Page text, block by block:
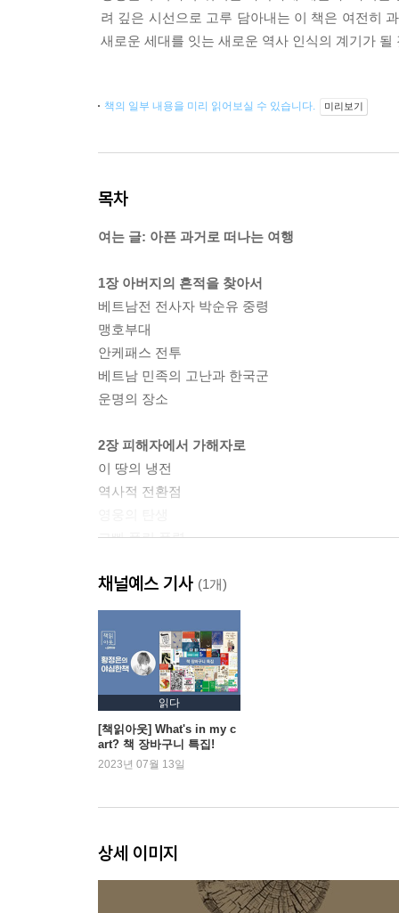
려 깊은 시선으로 고루 담아내는 이 책은 여전히
새로운 세대를 잇는 새로운 역사 인식의 계기가 될
책의 일부 내용을 미리 읽어보실 수 있습니다. 미리보기
목차
여는 글: 아픈 과거로 떠나는 여행
1장 아버지의 흔적을 찾아서
베트남전 전사자 박순유 중령
맹호부대
안케패스 전투
베트남 민족의 고난과 한국군
운명의 장소
2장 피해자에서 가해자로
이 땅의 냉전
역사적 전환점
고삐 풀린 폭력
3장 떠도는 혼령들
양민과 베트콩 사이에서
고통의 기억, 기억의 고통
울부짖는 과거
타인의 죽음 앞에서
4장 국가는 내게 무엇인가?
대체 무엇을 위해 싸웠나
훌륭한 국가란 존재하는가
5장 사과와 용서
가해자의 얼굴
채널예스 기사 (1개)
읽다
[책읽아웃] What's in my c
art? 책 장바구니 특집!
2023년 07월 13일
상세 이미지